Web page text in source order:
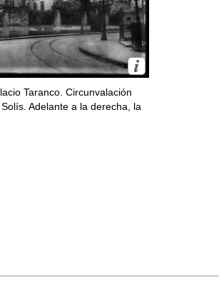
Taranco. Circunvalación
Adelante a la derecha, la